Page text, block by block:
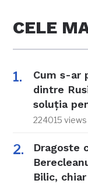
CELE
Cum s-ar
dintre
soluția
224015 views
Dragoste
Bilic,